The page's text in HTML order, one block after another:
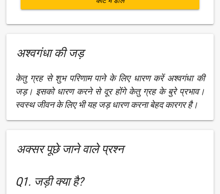
अश्वगंधा की जड़
केतु ग्रह से शुभ परिणाम पाने के लिए धारण करें अश्वगंधा की
जड़। इसको धारण करने से दूर होंगे केतु ग्रह के बुरे प्रभाव।
स्वस्थ जीवन के लिए भी यह जड़ धारण करना बेहद कारगर है।
अक्सर पूछे जाने वाले प्रश्न
Q1. जड़ी क्या है?